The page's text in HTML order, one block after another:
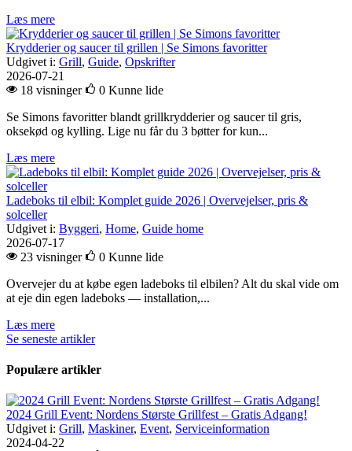
Læs mere
Krydderier og saucer til grillen | Se Simons favoritter
Udgivet i: Grill, Guide, Opskrifter
2026-07-21
18 visninger
0 Kunne lide
Se Simons favoritter blandt grillkrydderier og saucer til gris,
oksekød og kylling. Lige nu får du 3 bøtter for kun...
Læs mere
Ladeboks til elbil: Komplet guide 2026 | Overvejelser, pris &
solceller
Udgivet i: Byggeri, Home, Guide home
2026-07-17
23 visninger
0 Kunne lide
Overvejer du at købe egen ladeboks til elbilen? Alt du skal vide om
at eje din egen ladeboks — installation,...
Læs mere
Se seneste artikler
Populære artikler
2024 Grill Event: Nordens Største Grillfest – Gratis Adgang!
Udgivet i: Grill, Maskiner, Event, Serviceinformation
2024-04-22